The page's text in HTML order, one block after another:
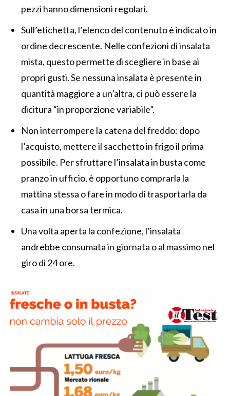
pezzi hanno dimensioni regolari.
Sull’etichetta, l’elenco del contenuto è indicato in
ordine decrescente. Nelle confezioni di insalata
mista, questo permette di scegliere in base ai
propri gusti. Se nessuna insalata è presente in
quantità maggiore a un’altra, ci può essere la
dicitura “in proporzione variabile”.
Non interrompere la catena del freddo: dopo
l’acquisto, mettere il sacchetto in frigo il prima
possibile. Per sfruttare l’insalata in busta come
pranzo in ufficio, è opportuno comprarla la
mattina stessa o fare in modo di trasportarla da
casa in una borsa termica.
Una volta aperta la confezione, l’insalata
andrebbe consumata in giornata o al massimo nel
giro di 24 ore.